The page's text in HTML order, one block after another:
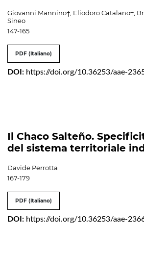
Giovanni Mannino†, Eliodoro Catalano†,
Sineo
147-165
PDF (Italiano)
DOI: https://doi.org/10.36253/aae-
Il Chaco Salteño.
del sistema territoriale
Davide Perrotta
167-179
PDF (Italiano)
DOI: https://doi.org/10.36253/aae-